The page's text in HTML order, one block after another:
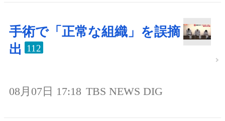
手術で「正常な組織」を誤摘
出
112
08月07日 17:18 TBS NEWS DIG